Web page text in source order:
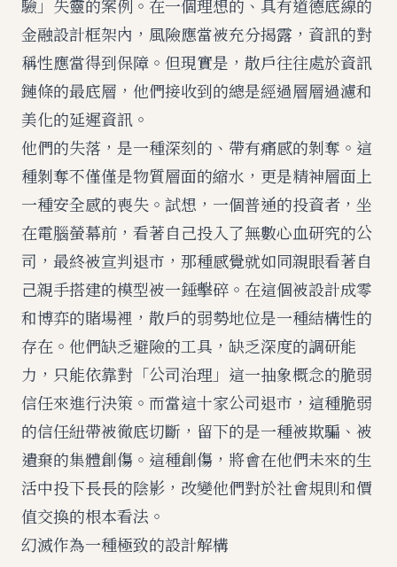
驗」失靈的案例。在一個理想的、具有道德底線的
金融設計框架內，風險應當被充分揭露，資訊的對
稱性應當得到保障。但現實是，散戶往往處於資訊
鏈條的最底層，他們接收到的總是經過層層過濾和
美化的延遲資訊。
他們的失落，是一種深刻的、帶有痛感的剝奪。這
種剝奪不僅僅是物質層面的縮水，更是精神層面上
一種安全感的喪失。試想，一個普通的投資者，坐
在電腦螢幕前，看著自己投入了無數心血研究的公
司，最終被宣判退市，那種感覺就如同親眼看著自
己親手搭建的模型被一錘擊碎。在這個被設計成零
和博弈的賭場裡，散戶的弱勢地位是一種結構性的
存在。他們缺乏避險的工具，缺乏深度的調研能
力，只能依靠對「公司治理」這一抽象概念的脆弱
信任來進行決策。而當這十家公司退市，這種脆弱
的信任紐帶被徹底切斷，留下的是一種被欺騙、被
遺棄的集體創傷。這種創傷，將會在他們未來的生
活中投下長長的陰影，改變他們對於社會規則和價
值交換的根本看法。
幻滅作為一種極致的設計解構